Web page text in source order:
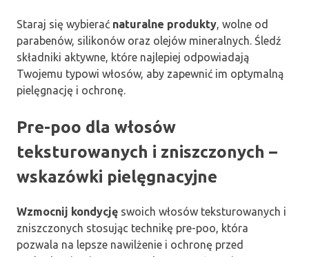
Staraj się wybierać naturalne produkty , wolne od
parabenów, silikonów oraz olejów mineralnych. Śledź
składniki aktywne, które najlepiej odpowiadają
Twojemu typowi włosów, aby zapewnić im optymalną
pielęgnację i ochronę.
Pre-poo dla włosów
teksturowanych i zniszczonych –
wskazówki pielęgnacyjne
Wzmocnij kondycję swoich włosów teksturowanych i
zniszczonych stosując technikę pre-poo, która
pozwala na lepsze nawilżenie i ochronę przed